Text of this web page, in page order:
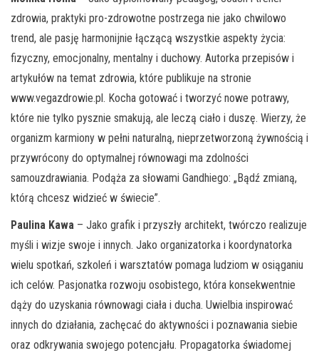
zdrowia, praktyki pro-zdrowotne postrzega nie jako chwilowo
trend, ale pasję harmonijnie łączącą wszystkie aspekty życia:
fizyczny, emocjonalny, mentalny i duchowy. Autorka przepisów i
artykułów na temat zdrowia, które publikuje na stronie
www.vegazdrowie.pl. Kocha gotować i tworzyć nowe potrawy,
które nie tylko pysznie smakują, ale leczą ciało i duszę. Wierzy, że
organizm karmiony w pełni naturalną, nieprzetworzoną żywnością i
przywrócony do optymalnej równowagi ma zdolności
samouzdrawiania. Podąża za słowami Gandhiego: „Bądź zmianą,
którą chcesz widzieć w świecie”.
Paulina Kawa – Jako grafik i przyszły architekt, twórczo realizuje
myśli i wizje swoje i innych. Jako organizatorka i koordynatorka
wielu spotkań, szkoleń i warsztatów pomaga ludziom w osiąganiu
ich celów. Pasjonatka rozwoju osobistego, która konsekwentnie
dąży do uzyskania równowagi ciała i ducha. Uwielbia inspirować
innych do działania, zachęcać do aktywności i poznawania siebie
oraz odkrywania swojego potencjału. Propagatorka świadomej